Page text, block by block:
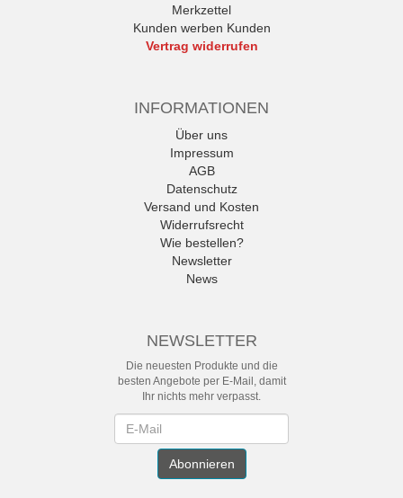
Merkzettel
Kunden werben Kunden
Vertrag widerrufen
INFORMATIONEN
Über uns
Impressum
AGB
Datenschutz
Versand und Kosten
Widerrufsrecht
Wie bestellen?
Newsletter
News
NEWSLETTER
Die neuesten Produkte und die
besten Angebote per E-Mail, damit
Ihr nichts mehr verpasst.
Abonnieren